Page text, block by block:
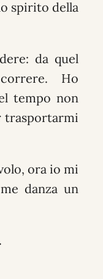
spirito della
da quel
Ho
tempo non
trasportarmi
ora io mi
danza un